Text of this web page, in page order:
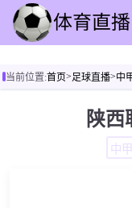
足球直播
当前位置:首页>足球直播>中
陕西
中甲